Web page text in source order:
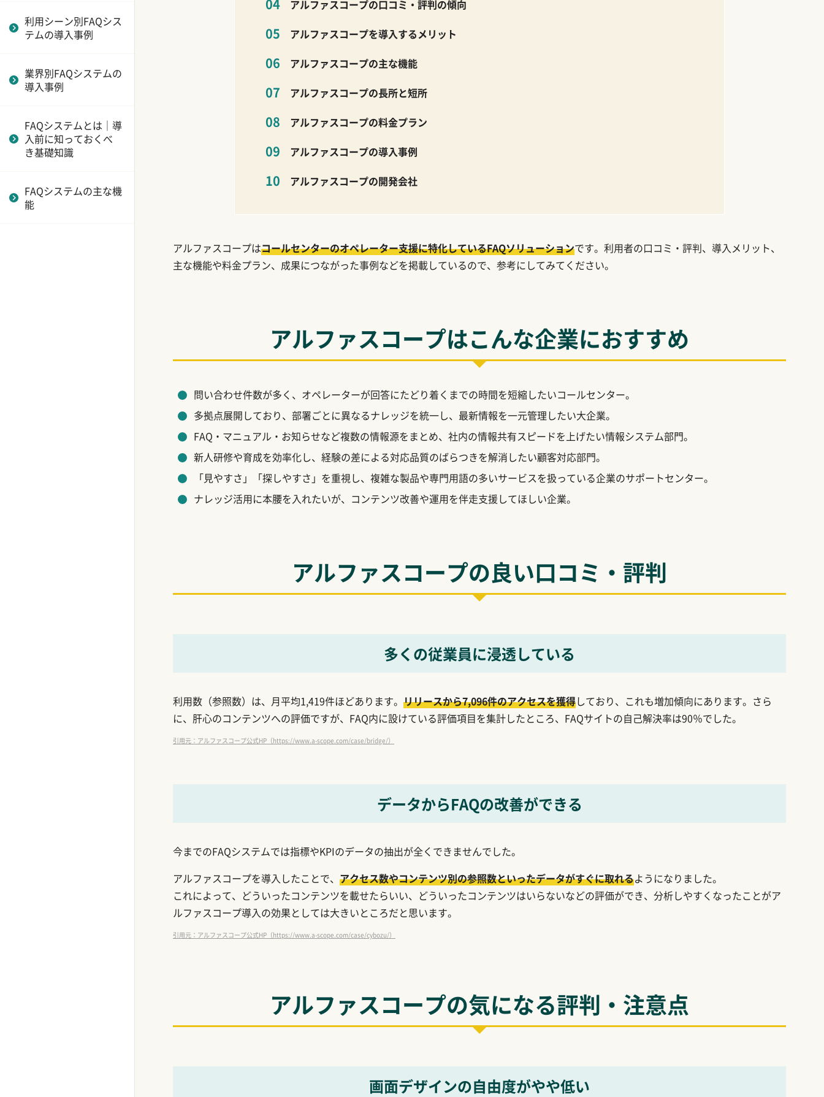
Qast
Zendesk for Service
Freshservice
Alli
Helpfeel
ットボットとの連携メ
リットと選び方
する
FAQシステムの選び方
FAQシステムのコス
ト・費用対効果
（ROI）｜適正価格の
FAQシステムの効果測
定と分析｜改善サイク
利用シーン別FAQシス
テムの導入事例
業界別FAQシステムの
導入事例
人材業界
小売業界における
飲食業界
FAQシステム導入事例
保険業界
金融業界における
FAQシステム導入事例
FAQシステムとは｜導
入前に知っておくべ
き基礎知識
FAQシステム導入に必
要なリソース
FAQシステムのコンテ
ンツ作成と管理｜検索
される記事の作り方と
FAQシステムの導入メ
リット・デメリットと
は？効果を最大化する
FAQシステムの費用相
場は？初期費用・月額
FAQシステムの主な機
能
アルファスコープの口コミ・評判の傾向
アルファスコープを導入するメリット
アルファスコープの主な機能
アルファスコープの長所と短所
アルファスコープの料金プラン
アルファスコープの導入事例
アルファスコープの開発会社
アルファスコープはコールセンターのオペレーター支援に特化しているFAQソリューションです。利用者の口コミ・評判、導入メリット、
主な機能や料金プラン、成果につながった事例などを掲載しているので、参考にしてみてください。
アルファスコープはこんな企業におすすめ
問い合わせ件数が多く、オペレーターが回答にたどり着くまでの時間を短縮したいコールセンター。
多拠点展開しており、部署ごとに異なるナレッジを統一し、最新情報を一元管理したい大企業。
FAQ・マニュアル・お知らせなど複数の情報源をまとめ、社内の情報共有スピードを上げたい情報システム部門。
新人研修や育成を効率化し、経験の差による対応品質のばらつきを解消したい顧客対応部門。
「見やすさ」「探しやすさ」を重視し、複雑な製品や専門用語の多いサービスを扱っている企業のサポートセンター。
ナレッジ活用に本腰を入れたいが、コンテンツ改善や運用を伴走支援してほしい企業。
アルファスコープの良い口コミ・評判
多くの従業員に浸透している
利用数（参照数）は、月平均1,419件ほどあります。 リリースから7,096件のアクセスを獲得しており、これも増加傾向にあります。さら
に、肝心のコンテンツへの評価ですが、FAQ内に設けている評価項目を集計したところ、FAQサイトの自己解決率は90％でした。
引用元：アルファスコープ公式HP（https://www.a-scope.com/case/bridge/）
データからFAQの改善ができる
今までのFAQシステムでは指標やKPIのデータの抽出が全くできませんでした。
アルファスコープを導入したことで、 アクセス数やコンテンツ別の参照数といったデータがすぐに取れるようになりました。
これによって、どういったコンテンツを載せたらいい、どういったコンテンツはいらないなどの評価ができ、分析しやすくなったことがア
ルファスコープ導入の効果としては大きいところだと思います。
引用元：アルファスコープ公式HP（https://www.a-scope.com/case/cybozu/）
アルファスコープの気になる評判・注意点
画面デザインの自由度がやや低い